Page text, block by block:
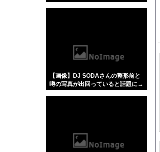
【画像】DJ SODAさんの整形前と
噂の写真が出回っていると話題に→